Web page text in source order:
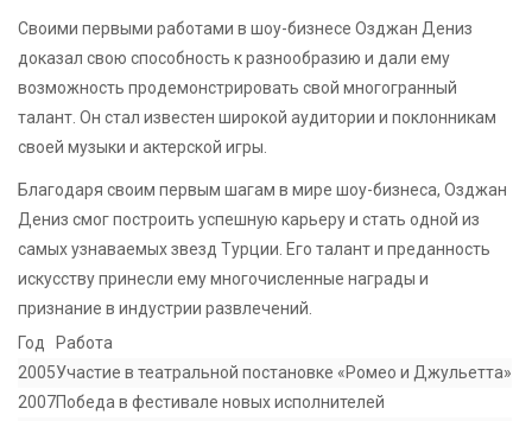
Своими первыми работами в шоу-бизнесе Озджан Дениз
доказал свою способность к разнообразию и дали ему
возможность продемонстрировать свой многогранный
талант. Он стал известен широкой аудитории и поклонникам
своей музыки и актерской игры.
Благодаря своим первым шагам в мире шоу-бизнеса, Озджан
Дениз смог построить успешную карьеру и стать одной из
самых узнаваемых звезд Турции. Его талант и преданность
искусству принесли ему многочисленные награды и
признание в индустрии развлечений.
Год
Работа
2005Участие в театральной постановке «Ромео и Джульетта»
2007Победа в фестивале новых исполнителей